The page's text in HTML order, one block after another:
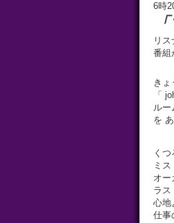
6時
リ
番組
き
「
ルー
を
く
ミ
オー
ラス
心地
仕事